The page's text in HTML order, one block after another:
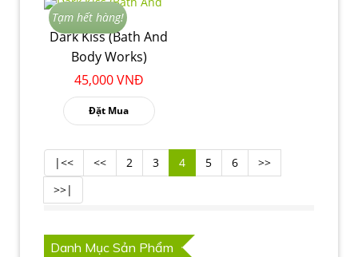
Tạm hết hàng!
Dark Kiss (Bath And
Body Works)
45,000 VNĐ
Đặt Mua
|<< << 2 3 4 5 6
>>
>>|
Danh Mục Sản Phẩm